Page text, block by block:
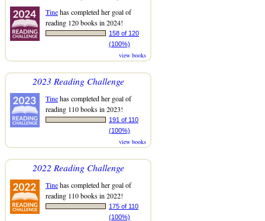
Tinehas completed her goal of
reading 120 books in 2024!
158 of 120
(100%)
view books
2023 Reading Challenge
Tinehas completed her goal of
reading 110 books in 2023!
191 of 110
(100%)
view books
2022 Reading Challenge
Tinehas completed her goal of
reading 110 books in 2022!
175 of 110
(100%)